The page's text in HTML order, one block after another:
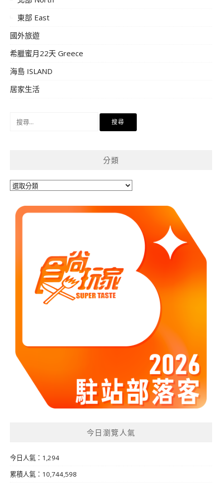
東部 East
國外旅遊
希臘蜜月22天 Greece
海島 ISLAND
居家生活
分類
分
今日瀏覽人氣
今日人氣：1,294
累積人氣：10,744,598